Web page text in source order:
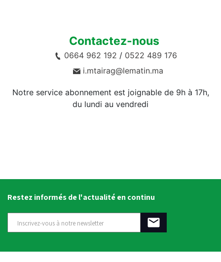
Contactez-nous
0664 962 192 / 0522 489 176
i.mtairag@lematin.ma
Notre service abonnement est joignable de 9h à 17h,
du lundi au vendredi
Restez informés de l'actualité en continu